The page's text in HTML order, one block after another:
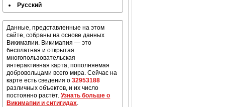
Русский
Данные, представленные на этом
сайте, собраны на основе данных
Викимапии. Викимапия — это
бесплатная и открытая
многопользовательская
интерактивная карта, пополняемая
добровольцами всего мира. Сейчас на
карте есть сведения о32953188
различных объектов, и их число
постоянно растёт.Узнать больше о
Викимапии и ситигидах.